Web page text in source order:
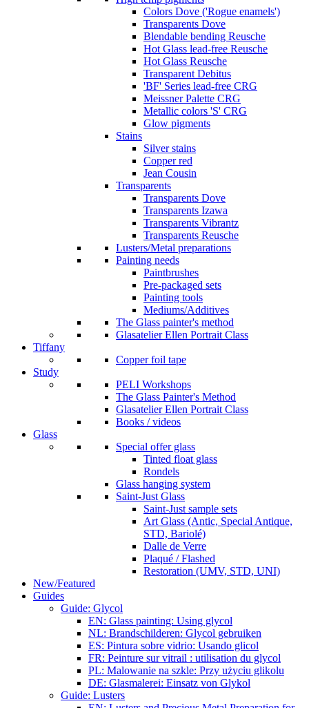
Colors Dove ('Rogue enamels')
Transparents Dove
Blendable bending Reusche
Hot Glass lead-free Reusche
Hot Glass Reusche
Transparent Debitus
'BF' Series lead-free CRG
Meissner Palette CRG
Metallic colors 'S' CRG
Glow pigments
Stains
Silver stains
Copper red
Jean Cousin
Transparents
Transparents Dove
Transparents Izawa
Transparents Vibrantz
Transparents Reusche
Lusters/Metal preparations
Painting needs
Paintbrushes
Pre-packaged sets
Painting tools
Mediums/Additives
The Glass painter's method
Glasatelier Ellen Portrait Class
Tiffany
Copper foil tape
Study
PELI Workshops
The Glass Painter's Method
Glasatelier Ellen Portrait Class
Books / videos
Glass
Special offer glass
Tinted float glass
Rondels
Glass hanging system
Saint-Just Glass
Saint-Just sample sets
Art Glass (Antic, Special Antique,
STD, Bariolé)
Dalle de Verre
Plaqué / Flashed
Restoration (UMV, STD, UNI)
New/Featured
Guides
Guide: Glycol
EN: Glass painting: Using glycol
NL: Brandschilderen: Glycol gebruiken
ES: Pintura sobre vidrio: Usando glicol
FR: Peinture sur vitrail : utilisation du glycol
PL: Malowanie na szkle: Przy użyciu glikolu
DE: Glasmalerei: Einsatz von Glykol
Guide: Lusters